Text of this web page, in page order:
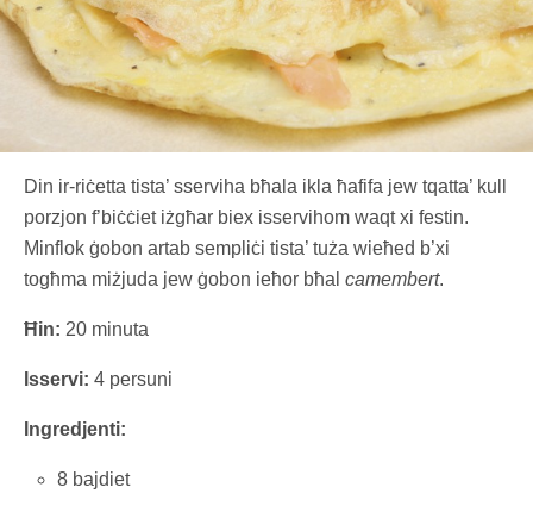
Din ir-riċetta tista’ sserviha bħala ikla ħafifa jew tqatta’ kull
porzjon f’biċċiet iżgħar biex isservihom waqt xi festin.
Minflok ġobon artab sempliċi tista’ tuża wieħed b’xi
togħma miżjuda jew ġobon ieħor bħal camembert.
Ħin: 20 minuta
Isservi: 4 persuni
Ingredjenti:
8 bajdiet